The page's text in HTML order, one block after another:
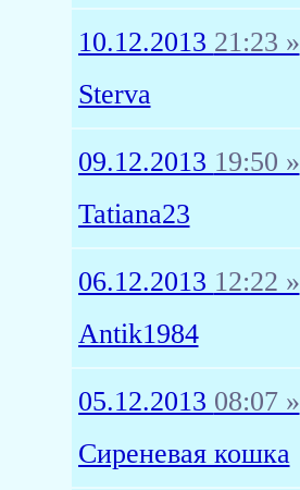
10.12.2013 21:23 »
Sterva
09.12.2013 19:50 »
Tatiana23
06.12.2013 12:22 »
Antik1984
05.12.2013 08:07 »
Сиреневая кошка